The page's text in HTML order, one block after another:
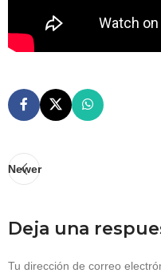
Newer
Deja una
Tu dirección de correo